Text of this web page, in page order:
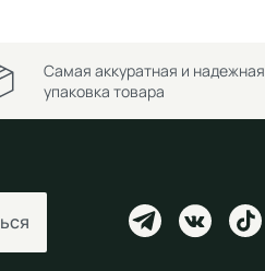
Самая аккуратная и надежная
упаковка товара